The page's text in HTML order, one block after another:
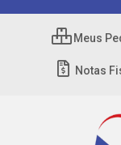
Meus
Notas